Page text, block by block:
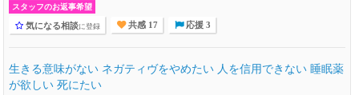
スタッフのお返事希望
気になる相談に登録 共感 17 応援 3
生きる意味がない ネガティヴをやめたい 人を信用できない 睡眠薬
が欲しい 死にたい